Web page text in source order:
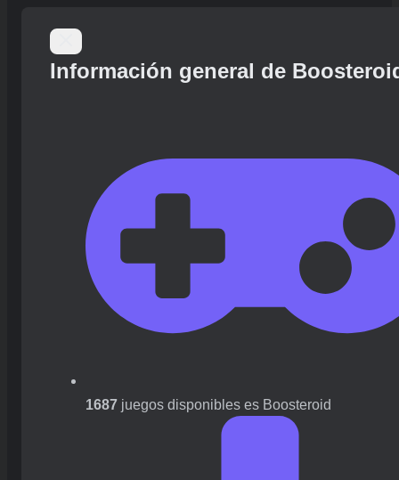
Información general de
1687 juegos disponibles es Boosteroid